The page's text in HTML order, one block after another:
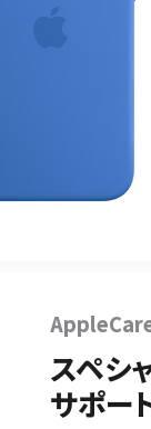
スペシ
サポー